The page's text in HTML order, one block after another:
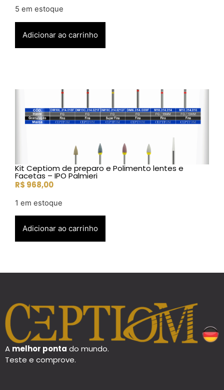
5 em estoque
Adicionar ao carrinho
Kit Ceptiom de preparo e Polimento lentes e
Facetas – IPO Palmieri
R$ 968,00
1 em estoque
Adicionar ao carrinho
A melhor ponta do mundo.
Teste e comprove.